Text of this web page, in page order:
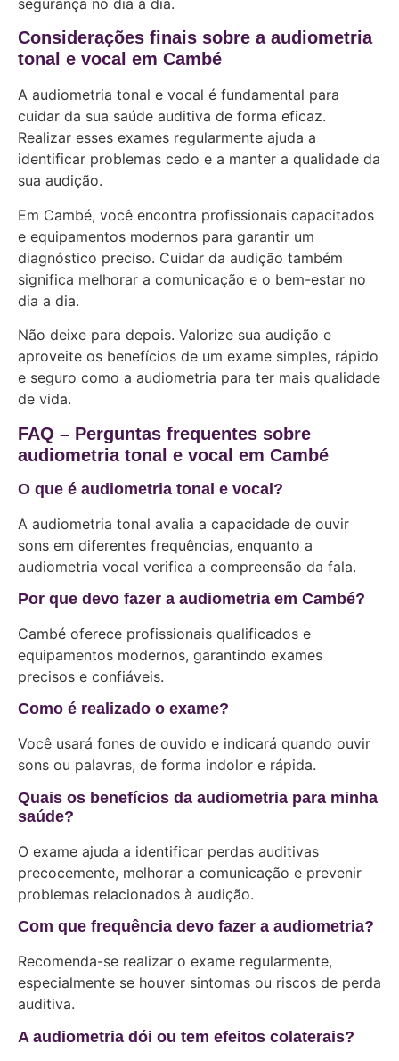
segurança no dia a dia.
Considerações finais sobre a audiometria
tonal e vocal em Cambé
A audiometria tonal e vocal é fundamental para
cuidar da sua saúde auditiva de forma eficaz.
Realizar esses exames regularmente ajuda a
identificar problemas cedo e a manter a qualidade da
sua audição.
Em Cambé, você encontra profissionais capacitados
e equipamentos modernos para garantir um
diagnóstico preciso. Cuidar da audição também
significa melhorar a comunicação e o bem-estar no
dia a dia.
Não deixe para depois. Valorize sua audição e
aproveite os benefícios de um exame simples, rápido
e seguro como a audiometria para ter mais qualidade
de vida.
FAQ – Perguntas frequentes sobre
audiometria tonal e vocal em Cambé
O que é audiometria tonal e vocal?
A audiometria tonal avalia a capacidade de ouvir
sons em diferentes frequências, enquanto a
audiometria vocal verifica a compreensão da fala.
Por que devo fazer a audiometria em Cambé?
Cambé oferece profissionais qualificados e
equipamentos modernos, garantindo exames
precisos e confiáveis.
Como é realizado o exame?
Você usará fones de ouvido e indicará quando ouvir
sons ou palavras, de forma indolor e rápida.
Quais os benefícios da audiometria para minha
saúde?
O exame ajuda a identificar perdas auditivas
precocemente, melhorar a comunicação e prevenir
problemas relacionados à audição.
Com que frequência devo fazer a audiometria?
Recomenda-se realizar o exame regularmente,
especialmente se houver sintomas ou riscos de perda
auditiva.
A audiometria dói ou tem efeitos colaterais?